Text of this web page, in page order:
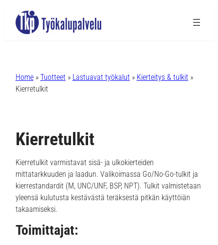
sisältöön
Home» Tuotteet » Lastuavat työkalut » Kierteitys & tulkit »
Kierretulkit
Kierretulkit
Kierretulkit varmistavat sisä- ja ulkokierteiden
mittatarkkuuden ja laadun. Valikoimassa Go/No-Go-tulkit ja
kierrestandardit (M, UNC/UNF, BSP, NPT). Tulkit valmistetaan
yleensä kulutusta kestävästä teräksestä pitkän käyttöiän
takaamiseksi.
Toimittajat: